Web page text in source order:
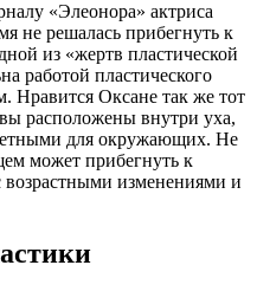
«Элеонора» актриса
не решалась прибегнуть к
из «жертв пластической
работой пластического
Нравится Оксане так же тот
расположены внутри уха,
для окружающих. Не
может прибегнуть к
изменениями и